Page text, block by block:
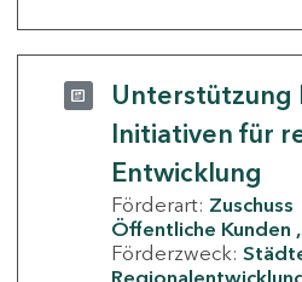
Unterstützung
Initiativen für
Entwicklung
Förderart: Zuschuss
Öffentliche Kunden
Förderzweck: